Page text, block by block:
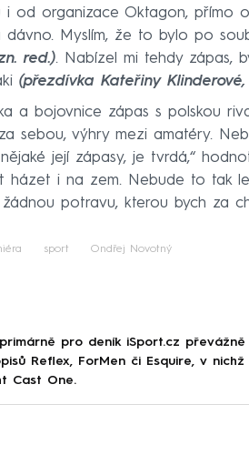
i od organizace Oktagon, přímo
Myslím, že to bylo po
red.). Nabízel mi tehdy zápas,
(přezdívka Kateřiny
a bojovnice zápas s polskou
sebou, výhry mezi amatéry.
její zápasy, je tvrdá,“
házet i na zem. Nebude to tak
potravu, kterou bych za
sport Ondřej Novotný
pro deník iSport.cz
Reflex, ForMen či Esquire, v nichž
Cast One.